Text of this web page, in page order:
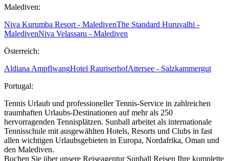
Malediven:
Niva Kurumba Resort - MaledivenThe Standard Huruvalhi -
MaledivenNiva Velassaru - Malediven
Österreich:
Aldiana AmpflwangHotel RauriserhofAttersee - Salzkammergut
Portugal:
Tennis Urlaub und professioneller Tennis-Service in zahlreichen
traumhaften Urlaubs-Destinationen auf mehr als 250
hervorragenden Tennisplätzen. Sunball arbeitet als internationale
Tennisschule mit ausgewählten Hotels, Resorts und Clubs in fast
allen wichtigen Urlaubsgebieten in Europa, Nordafrika, Oman und
den Malediven.
Buchen Sie über unsere Reiseagentur Sunball Reisen Ihre komplette